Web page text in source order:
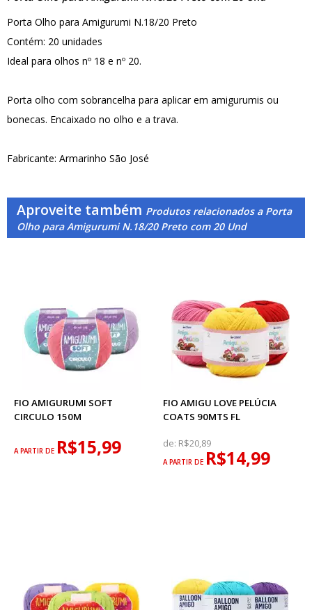
Porta Olho para Amigurumi N.18/20 Preto
Contém: 20 unidades
Ideal para olhos nº 18 e nº 20.
Porta olho com sobrancelha para aplicar em amigurumis ou
bonecas. Encaixado no olho e a trava.
Fabricante: Armarinho São José
Aproveite também Produtos relacionados a Porta
Olho para Amigurumi N.18/20 Preto com 20 Und
FIO AMIGURUMI SOFT
CIRCULO 150M
A PARTIR DE R$15,99
FIO AMIGU LOVE PELÚCIA
COATS 90MTS FL
de: R$20,89
A PARTIR DE R$14,99